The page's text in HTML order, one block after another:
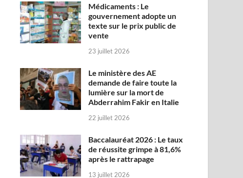
Médicaments : Le
gouvernement adopte un
texte sur le prix public de
vente
23 juillet 2026
Le ministère des AE
demande de faire toute la
lumière sur la mort de
Abderrahim Fakir en Italie
22 juillet 2026
Baccalauréat 2026 : Le taux
de réussite grimpe à 81,6%
après le rattrapage
13 juillet 2026